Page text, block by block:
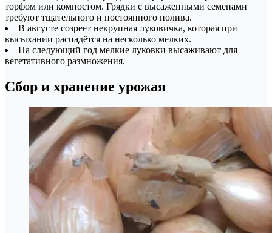
торфом или компостом. Грядки с высаженными семенами
требуют тщательного и постоянного полива.
В августе созреет некрупная луковичка, которая при
высыхании распадётся на несколько мелких.
На следующий год мелкие луковки высаживают для
вегетативного размножения.
Сбор и хранение урожая